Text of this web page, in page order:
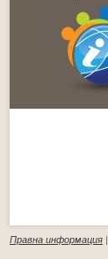
Правна информация |